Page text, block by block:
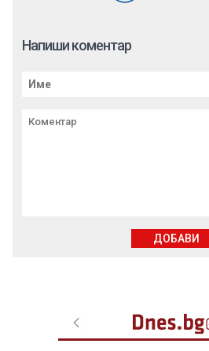
Напиши коментар
ДОБАВИ